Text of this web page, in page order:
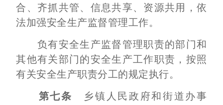
合、齐抓共管、信息共享、资源共用，依
法加强安全生产监督管理工作。
负有安全生产监督管理职责的部门和
其他有关部门的安全生产工作职责，按照
有关安全生产职责分工的规定执行。
第七条
乡镇人民政府和街道办事